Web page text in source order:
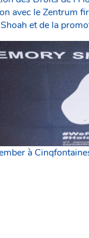
avec le Zentrum
et de la
à